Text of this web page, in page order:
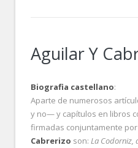
Aguilar Y
Biografia castellano:
Aparte de numerosos
y no— y capítulos en libros
firmadas conjuntamente
Cabrerizo son: La Codorniz,